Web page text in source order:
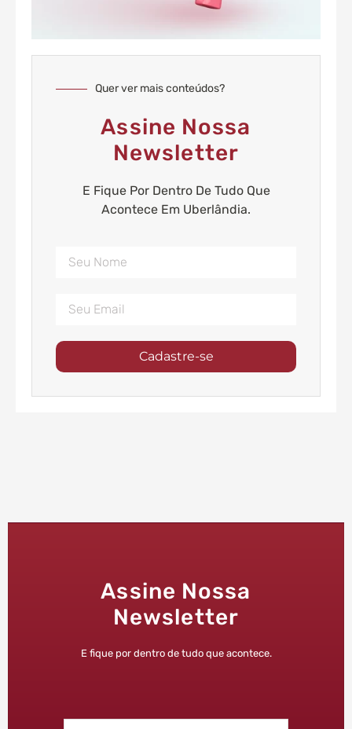
Quer ver mais conteúdos?
Assine Nossa
Newsletter
E Fique Por Dentro De Tudo Que
Acontece Em Uberlândia.
Cadastre-se
Assine Nossa
Newsletter
E fique por dentro de tudo que acontece.